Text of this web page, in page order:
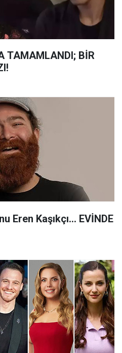
TAMAMLANDI; BİR
Eren Kaşıkçı... EVİNDE